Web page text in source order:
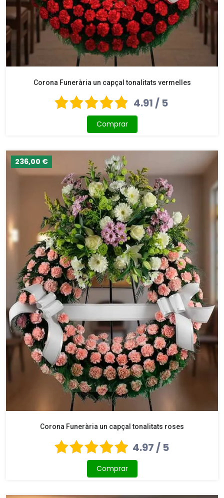
Corona Funerària un capçal tonalitats vermelles
4.91 / 5
Comprar
236,00 €
Corona Funerària un capçal tonalitats roses
4.97 / 5
Comprar